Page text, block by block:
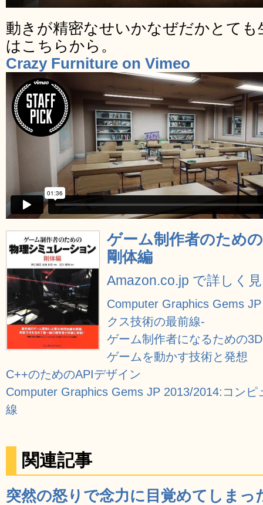
動きが精密なせいかなぜだかとて
はこちらから。
Crazy Furniture on Vimeo
ゲーム制作者のため
剛体編
Amazon.co.jp で詳しく
Computer Graphics Gems
クス技術の最前線-
ゲーム制作者になるための
ゲームを動かす技術と発想
C++のためのAPIデザイン
Computer Graphics Gems JP 2013/2014:コン
線
関連記事
突然の怒りで念力に目覚めてしまっ